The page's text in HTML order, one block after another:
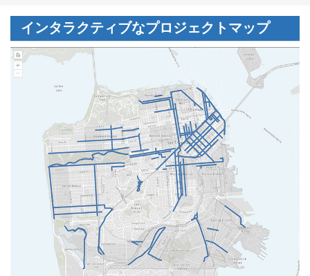
インタラクティブなプロジェクトマップ